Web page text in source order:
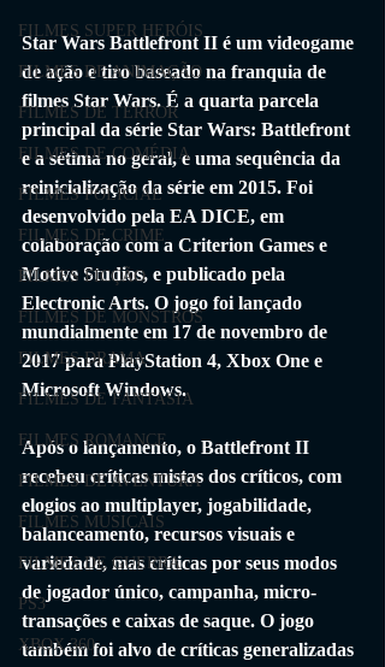
FILMES SUPER HERÓIS
FILMES DE ANIMAÇÃO
FILMES DE TERROR
FILMES DE COMÉDIA
FILMES POLICIAL
FILMES DE CRIME
FILMES FICÇÃO
FILMES DE MONSTROS
FILMES DRAMA
FILMES DE FANTASIA
FILMES ROMANCE
FILMES DE AVENTURA
FILMES MUSICAIS
FILMES DE GUERRA
PS3
XBOX 360
Star Wars Battlefront II é um videogame
de ação e tiro baseado na franquia de
filmes Star Wars. É a quarta parcela
principal da série Star Wars: Battlefront
e a sétima no geral, e uma sequência da
reinicialização da série em 2015. Foi
desenvolvido pela EA DICE, em
colaboração com a Criterion Games e
Motive Studios, e publicado pela
Electronic Arts. O jogo foi lançado
mundialmente em 17 de novembro de
2017 para PlayStation 4, Xbox One e
Microsoft Windows.
Após o lançamento, o Battlefront II
recebeu críticas mistas dos críticos, com
elogios ao multiplayer, jogabilidade,
balanceamento, recursos visuais e
variedade, mas críticas por seus modos
de jogador único, campanha, micro-
transações e caixas de saque. O jogo
também foi alvo de críticas generalizadas